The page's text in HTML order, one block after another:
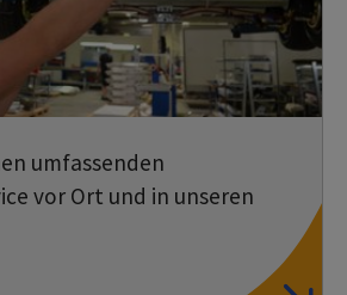
umfassenden
vor Ort und in unseren